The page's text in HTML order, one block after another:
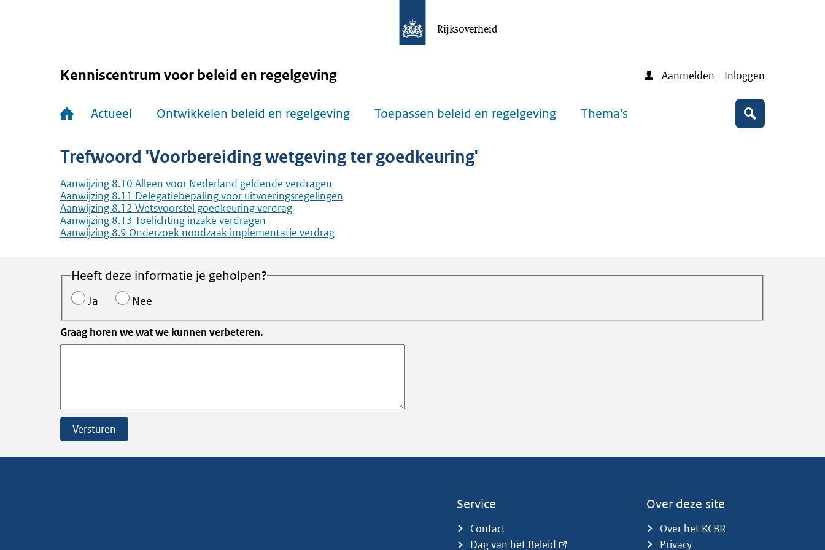
Rijksoverheid
Kenniscentrum voor beleid en regelgeving Aanmelden Inloggen
Actueel Ontwikkelen beleid en regelgeving Toepassen beleid en regelgeving Thema's Zoeken
Trefwoord 'Voorbereiding wetgeving ter goedkeuring'
Aanwijzing 8.10 Alleen voor Nederland geldende verdragen
Aanwijzing 8.11 Delegatiebepaling voor uitvoeringsregelingen
Aanwijzing 8.12 Wetsvoorstel goedkeuring verdrag
Aanwijzing 8.13 Toelichting inzake verdragen
Aanwijzing 8.9 Onderzoek noodzaak implementatie verdrag
Heeft deze informatie je geholpen?
Ja Nee
Graag horen we wat we kunnen verbeteren.
Service
Contact
Dag van het Beleid
Over deze site
Over het KCBR
Privacy